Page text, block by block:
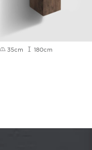
35cm 180cm